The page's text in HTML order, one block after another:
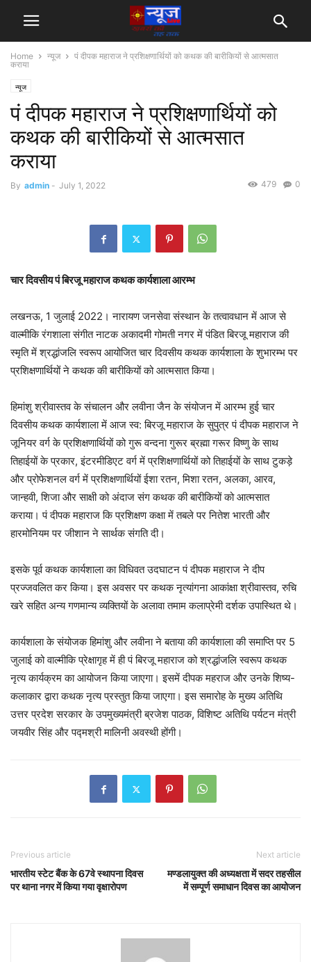
Home न्यूज
पं दीपक महाराज ने प्रशिक्षणार्थियों को कथक की बारीकियों से आत्मसात
कराया
न्यूज
पं दीपक महाराज ने प्रशिक्षणार्थियों को
कथक की बारीकियों से आत्मसात
कराया
By admin - July 1, 2022 0
479
चार दिवसीय पं बिरजू महाराज कथक कार्यशाला आरम्भ
लखनऊ, 1 जुलाई 2022। नारायण जनसेवा संस्थान के तत्वावधान में आज से
वाल्मीकि रंगशाला संगीत नाटक अकादमी गोमती नगर में पंडित बिरजू महाराज की
स्मृति में श्रद्धांजलि स्वरूप आयोजित चार दिवसीय कथक कार्यशाला के शुभारम्भ पर
प्रशिक्षणार्थियों ने कथक की बारीकियों को आत्मसात किया।
हिमांशु श्रीवास्तव के संचालन और लवीना जैन के संयोजन में आरम्भ हुई चार
दिवसीय कथक कार्यशाला में आज स्व: बिरजू महाराज के सुपुत्र पं दीपक महाराज ने
जूनियर वर्ग के प्रशिक्षणार्थियों को गुरू वन्दना गुरूर ब्रह्मा गरूर विष्णु के साथ
तिहाईयों के प्रकार, इंटरमीडिएट वर्ग में प्रशिक्षणार्थियों को तिहाईयों के साथ टुकड़े
और प्रोफेशनल वर्ग में प्रशिक्षणार्थियों ईशा रतन, मिशा रतन, अलका, आरव,
जान्हवी, शिजा और साक्षी को अंदाज संग कथक की बारीकियों को आत्मसात
कराया। पं दीपक महाराज कि प्रशिक्षण कक्षा में तबले पर नितेश भारती और
हारमोनियम पर जीशान ने सार्थक संगति दी।
इसके पूर्व कथक कार्यशाला का विधिवत उदघाटन पं दीपक महाराज ने दीप
प्रज्जवलित कर किया। इस अवसर पर कथक नृत्यांगना आकांक्षा श्रीवास्तव, रुचि
खरे सहित अन्य गणमान्य व्यक्तियों के अलावा तमाम कलाप्रेमी दर्शक उपास्थित थे।
कार्यशाला के संयोजक हिमांशु और लवीना ने बताया की कार्यशाला की समाप्ति पर 5
जुलाई को वाल्मीकि प्रेक्षागृह में ही पं बिरजू महाराज को श्रद्धांजलि स्वरूप कथक
नृत्य कार्यक्रम का आयोजन किया जाएगा। इसमें दीपक महराज और उनके शिष्य-
कलाकार द्वारा कथक नृत्य प्रस्तुत किया जाएगा। इस समारोह के मुख्य अतिथि
उत्तर प्रदेश सरकार के उपमुख्यमंत्री ब्रजेश पाठक, विशिष्ट अतिथि पर्यटन मंत्री
जयवीर सिंह और पद्मश्री मालिनी अवस्थी होंगी।
Previous article
भारतीय स्टेट बैंक के 67वे स्थापना दिवस
पर थाना नगर में किया गया वृक्षारोपण
Next article
मण्डलायुक्त की अध्यक्षता में सदर तहसील
में सम्पूर्ण समाधान दिवस का आयोजन